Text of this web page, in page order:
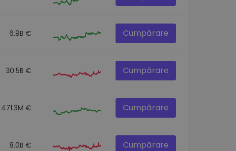
6.9B € Cumpărare
30.5B € Cumpărare
471.3M € Cumpărare
8.0B € Cumpărare